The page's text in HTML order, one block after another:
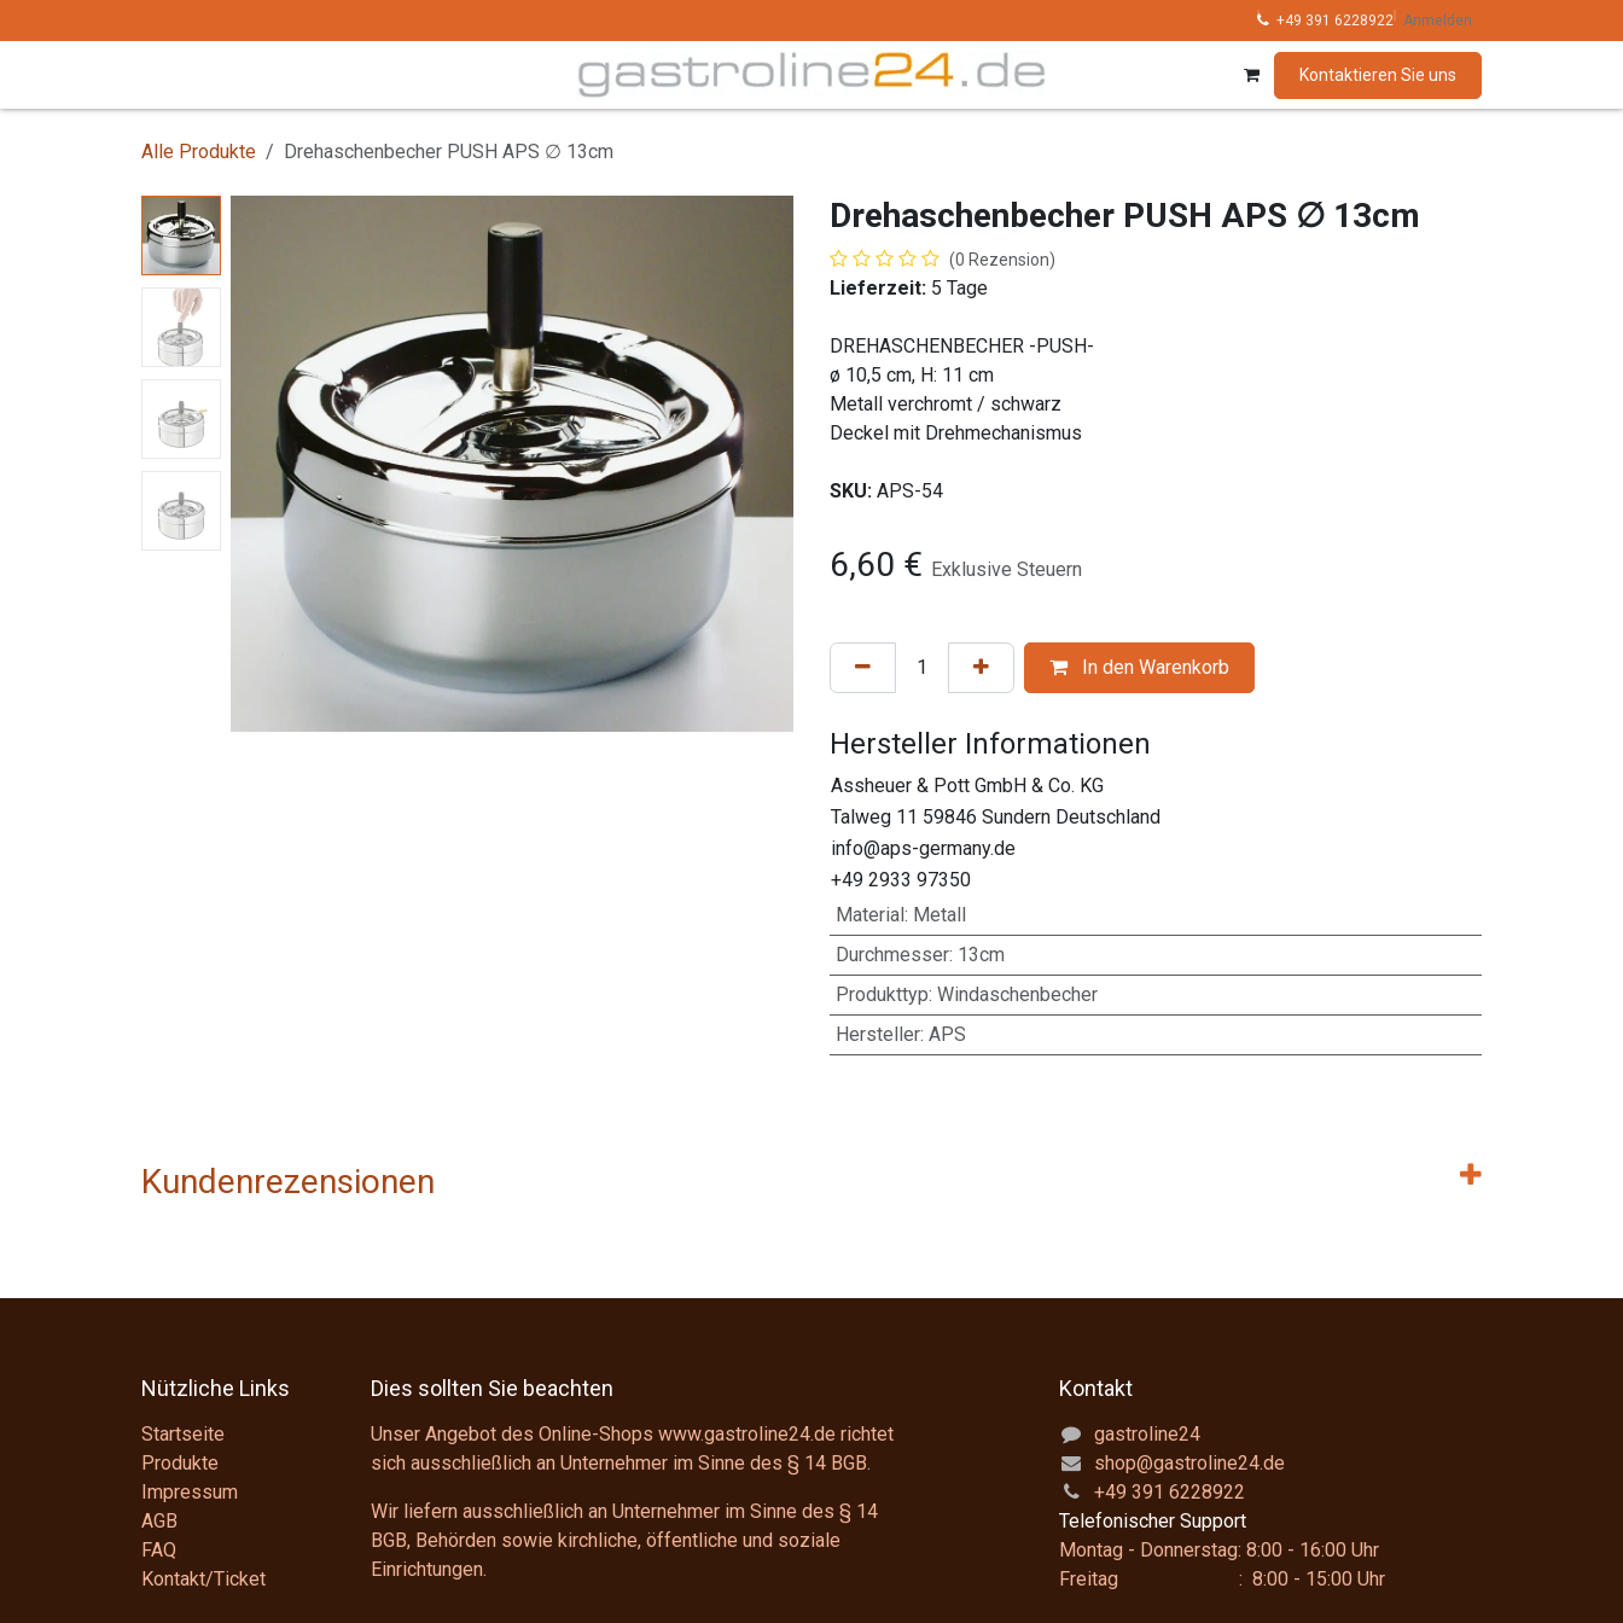
Kollektionen Marken
+49 391 6228922 Anmelden
Kontaktieren Sie uns
Alle Produkte Drehaschenbecher PUSH APS ∅ 13cm
Drehaschenbecher PUSH APS ∅ 13cm
(0 Rezension)
Lieferzeit: 5 Tage
DREHASCHENBECHER -PUSH-
ø 10,5 cm, H: 11 cm
Metall verchromt / schwarz
Deckel mit Drehmechanismus
SKU: APS-54
6,60 € Exklusive Steuern
In den Warenkorb
Hersteller Informationen
Assheuer & Pott GmbH & Co. KG
Talweg 11 59846 Sundern Deutschland
info@aps-germany.de
+49 2933 97350
Material: Metall
Durchmesser: 13cm
Produkttyp: Windaschenbecher
Hersteller: APS
Kundenrezensionen
Nützliche Links
Startseite
Produkte
Impressum
AGB
FAQ
Kontakt/Ticket
Dies sollten Sie beachten
Unser Angebot des Online-Shops www.gastroline24.de richtet
sich ausschließlich an Unternehmer im Sinne des § 14 BGB.
Wir liefern ausschließlich an Unternehmer im Sinne des § 14
BGB, Behörden sowie kirchliche, öffentliche und soziale
Einrichtungen.
Kontakt
gastroline24
shop@gastroline24.de
+49 391 6228922
Telefonischer Support
Montag - Donnerstag: 8:00 - 16:00 Uhr
Freitag : 8:00 - 15:00 Uhr